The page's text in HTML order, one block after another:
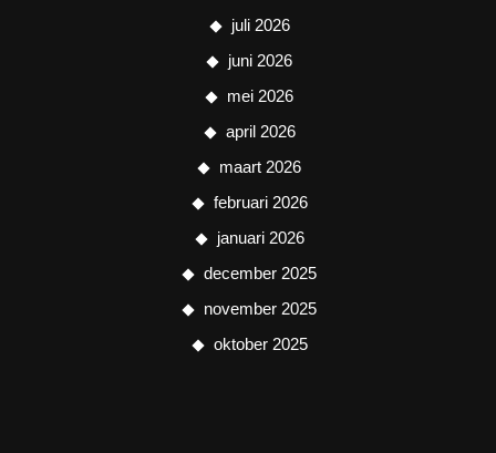
juli 2026
juni 2026
mei 2026
april 2026
maart 2026
februari 2026
januari 2026
december 2025
november 2025
oktober 2025